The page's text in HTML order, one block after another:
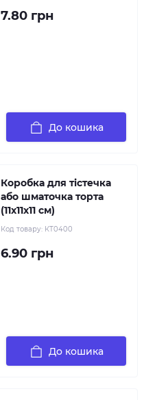
7.80 грн
До кошика
Коробка для тістечка
або шматочка торта
(11х11х11 см)
Код товару: КТ0400
6.90 грн
До кошика